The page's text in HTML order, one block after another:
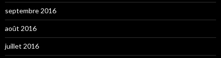
septembre 2016
août 2016
juillet 2016